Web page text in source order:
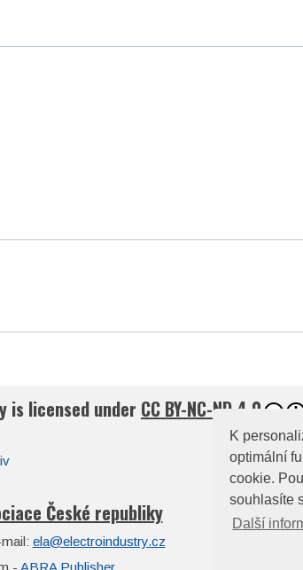
K
optimální
cookie.
souhlasíte
Další
is licensed under CC BY-NC-ND 4.0
České republiky
ela@electroindustry.cz